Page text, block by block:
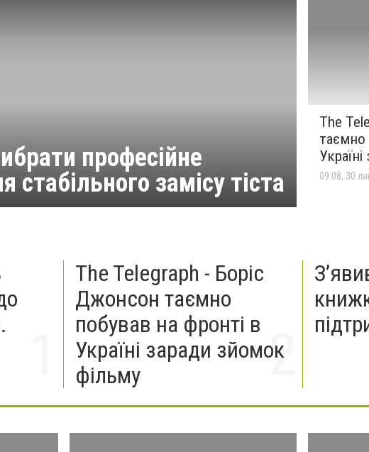
професійне
стабільного замісу тіста
The
таємно
09:08, 30
The Telegraph - Боріс
Джонсон таємно
побував на фронті в
Україні заради зйомок
фільму